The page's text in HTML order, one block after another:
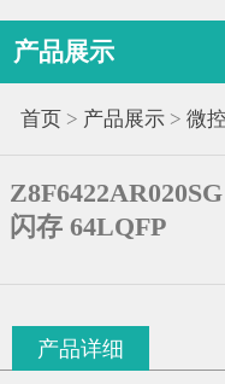
产品展示
首页> 产品展示> 微
闪存 64LQFP
产品详细